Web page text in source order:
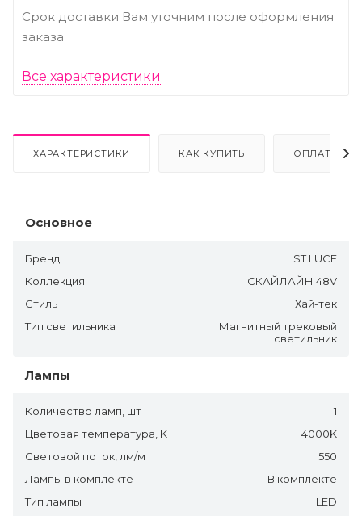
Срок доставки Вам уточним после оформления
заказа
Все характеристики
ХАРАКТЕРИСТИКИ КАК КУПИТЬ ОПЛАТА
Основное
Бренд
ST LUCE
Коллекция
СКАЙЛАЙН 48V
Стиль
Хай-тек
Тип светильника
Магнитный трековый
светильник
Лампы
Количество ламп, шт
1
Цветовая температура, K
4000K
Световой поток, лм/м
550
Лампы в комплекте
В комплекте
Тип лампы
LED